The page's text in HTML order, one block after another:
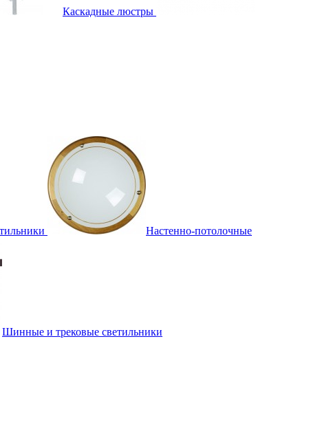
Каскадные люстры
Настенно-потолочные
Шинные и трековые светильники